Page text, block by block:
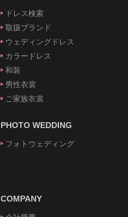
ドレス検索
取扱ブランド
ウェディングドレス
カラードレス
和装
男性衣裳
ご家族衣裳
PHOTO WEDDING
フォトウェディング
COMPANY